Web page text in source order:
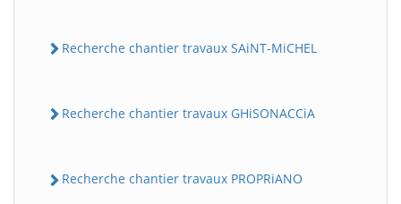
Recherche chantier travaux SAiNT-MiCHEL
Recherche chantier travaux GHiSONACCiA
Recherche chantier travaux PROPRiANO